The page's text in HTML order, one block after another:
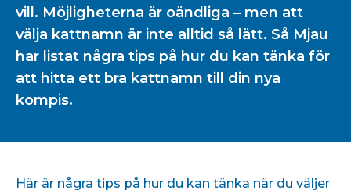
vill. Möjligheterna är oändliga – men att
välja kattnamn är inte alltid så lätt. Så Mjau
har listat några tips på hur du kan tänka för
att hitta ett bra kattnamn till din nya
kompis.
Här är några tips på hur du kan tänka när du väljer